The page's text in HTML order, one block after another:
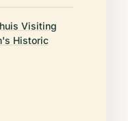
Visiting
Historic